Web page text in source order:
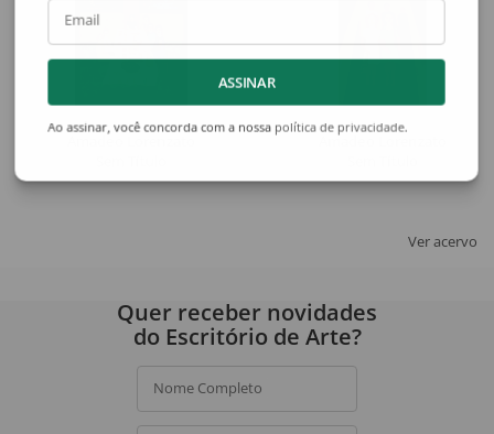
Amadeo Lorenzato
Amadeo Lorenzato
Ver acervo
Email
ASSINAR
Ao assinar, você concorda com a nossa política de privacidade.
Quer receber novidades
do Escritório de Arte?
Nome Completo